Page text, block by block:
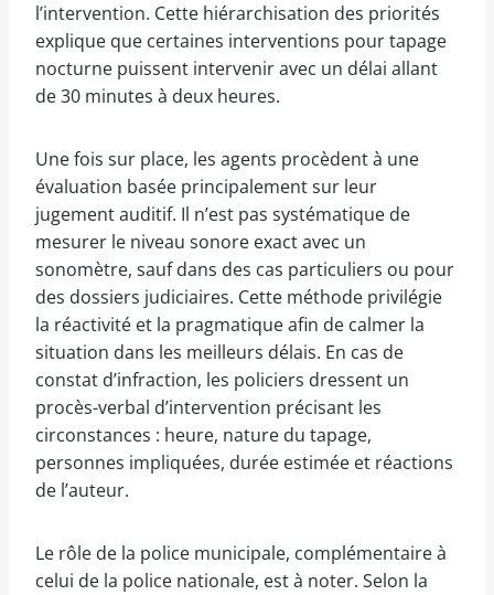
l’intervention. Cette hiérarchisation des priorités
explique que certaines interventions pour tapage
nocturne puissent intervenir avec un délai allant
de 30 minutes à deux heures.
Une fois sur place, les agents procèdent à une
évaluation basée principalement sur leur
jugement auditif. Il n’est pas systématique de
mesurer le niveau sonore exact avec un
sonomètre, sauf dans des cas particuliers ou pour
des dossiers judiciaires. Cette méthode privilégie
la réactivité et la pragmatique afin de calmer la
situation dans les meilleurs délais. En cas de
constat d’infraction, les policiers dressent un
procès-verbal d’intervention précisant les
circonstances : heure, nature du tapage,
personnes impliquées, durée estimée et réactions
de l’auteur.
Le rôle de la police municipale, complémentaire à
celui de la police nationale, est à noter. Selon la